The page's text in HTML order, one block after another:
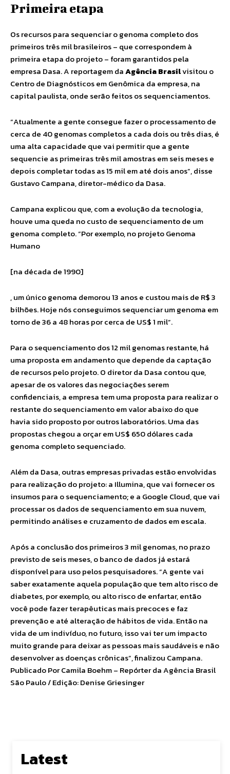
Primeira etapa
Os recursos para sequenciar o genoma completo dos
primeiros três mil brasileiros – que correspondem à
primeira etapa do projeto – foram garantidos pela
empresa Dasa. A reportagem daAgência Brasilvisitou o
Centro de Diagnósticos em Genômica da empresa, na
capital paulista, onde serão feitos os sequenciamentos.
“Atualmente a gente consegue fazer o processamento de
cerca de 40 genomas completos a cada dois ou três dias, é
uma alta capacidade que vai permitir que a gente
sequencie as primeiras três mil amostras em seis meses e
depois completar todas as 15 mil em até dois anos”, disse
Gustavo Campana, diretor-médico da Dasa.
Campana explicou que, com a evolução da tecnologia,
houve uma queda no custo de sequenciamento de um
genoma completo. “Por exemplo, no projeto Genoma
Humano
[na década de 1990]
, um único genoma demorou 13 anos e custou mais de R$ 3
bilhões. Hoje nós conseguimos sequenciar um genoma em
torno de 36 a 48 horas por cerca de US$ 1 mil”.
Para o sequenciamento dos 12 mil genomas restante, há
uma proposta em andamento que depende da captação
de recursos pelo projeto. O diretor da Dasa contou que,
apesar de os valores das negociações serem
confidenciais, a empresa tem uma proposta para realizar o
restante do sequenciamento em valor abaixo do que
havia sido proposto por outros laboratórios. Uma das
propostas chegou a orçar em US$ 650 dólares cada
genoma completo sequenciado.
Além da Dasa, outras empresas privadas estão envolvidas
para realização do projeto: a Illumina, que vai fornecer os
insumos para o sequenciamento; e a Google Cloud, que vai
processar os dados de sequenciamento em sua nuvem,
permitindo análises e cruzamento de dados em escala.
Após a conclusão dos primeiros 3 mil genomas, no prazo
previsto de seis meses, o banco de dados já estará
disponível para uso pelos pesquisadores. “A gente vai
saber exatamente aquela população que tem alto risco de
diabetes, por exemplo, ou alto risco de enfartar, então
você pode fazer terapêuticas mais precoces e faz
prevenção e até alteração de hábitos de vida. Então na
vida de um indivíduo, no futuro, isso vai ter um impacto
muito grande para deixar as pessoas mais saudáveis e não
desenvolver as doenças crônicas”, finalizou Campana.
Publicado Por Camila Boehm – Repórter da Agência Brasil
São Paulo / Edição: Denise Griesinger
Latest